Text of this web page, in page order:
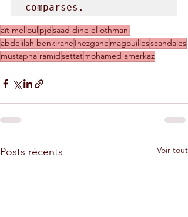
comparses.
aït melloul pjdsaad dine el othmani
abdelilah benkirane Inezgane magouillesscandales
mustapha ramidsettatmohamed amerkaz
Posts récents Voir tout